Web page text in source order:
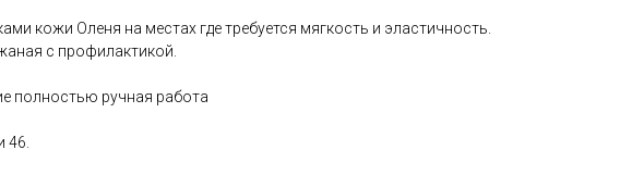
кожи Оленя на местах где требуется мягкость и эластичность.
с профилактикой.
полностью ручная работа
46.